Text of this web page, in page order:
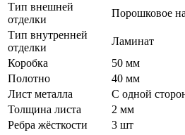
Тип внешней
отделки
Порошковое
Тип внутренней
отделки
Ламинат
Коробка
50 мм
Полотно
40 мм
Лист металла
С одной
Толщина листа
2 мм
Ребра жёсткости
3 шт